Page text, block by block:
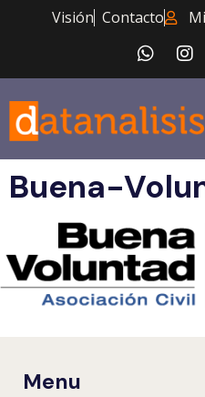
Visión Contacto
Buena-
Menu